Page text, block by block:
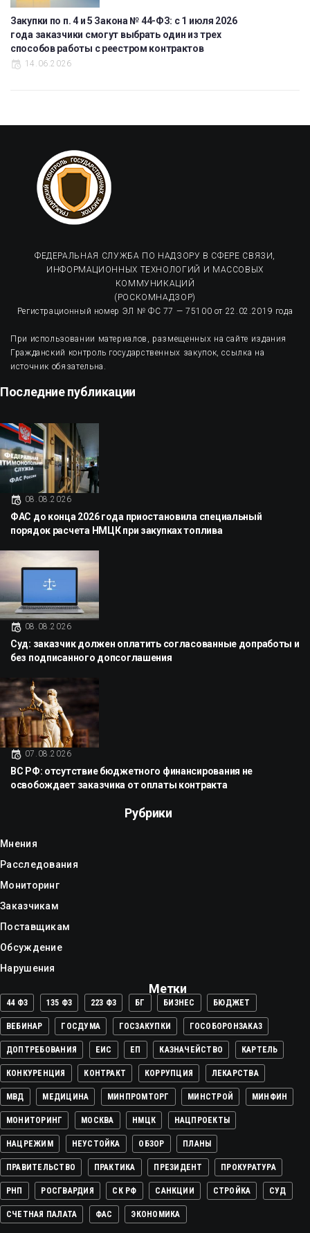
Закупки по п. 4 и 5 Закона № 44-ФЗ: с 1 июля 2026
года заказчики смогут выбрать один из трех
способов работы с реестром контрактов
14.06.2026
ФЕДЕРАЛЬНАЯ СЛУЖБА ПО НАДЗОРУ В СФЕРЕ СВЯЗИ,
ИНФОРМАЦИОННЫХ ТЕХНОЛОГИЙ И МАССОВЫХ
КОММУНИКАЦИЙ
(РОСКОМНАДЗОР)
Регистрационный номер ЭЛ № ФС 77 — 75100 от 22.02.2019 года
При использовании материалов, размещенных на сайте издания
Гражданский контроль государственных закупок, ссылка на
источник обязательна.
Последние публикации
08.08.2026
ФАС до конца 2026 года приостановила специальный
порядок расчета НМЦК при закупках топлива
08.08.2026
Суд: заказчик должен оплатить согласованные допработы и
без подписанного допсоглашения
07.08.2026
ВС РФ: отсутствие бюджетного финансирования не
освобождает заказчика от оплаты контракта
Рубрики
Мнения
Расследования
Мониторинг
Заказчикам
Поставщикам
Обсуждение
Нарушения
Метки
44 ФЗ 135 ФЗ 223 ФЗ БГ БИЗНЕС БЮДЖЕТ
ВЕБИНАР ГОСДУМА ГОСЗАКУПКИ ГОСОБОРОНЗАКАЗ
ДОПТРЕБОВАНИЯ ЕИС ЕП КАЗНАЧЕЙСТВО КАРТЕЛЬ
КОНКУРЕНЦИЯ КОНТРАКТ КОРРУПЦИЯ ЛЕКАРСТВА
МВД МЕДИЦИНА МИНПРОМТОРГ МИНСТРОЙ МИНФИН
МОНИТОРИНГ МОСКВА НМЦК НАЦПРОЕКТЫ
НАЦРЕЖИМ НЕУСТОЙКА ОБЗОР ПЛАНЫ
ПРАВИТЕЛЬСТВО ПРАКТИКА ПРЕЗИДЕНТ ПРОКУРАТУРА
РНП РОСГВАРДИЯ СК РФ САНКЦИИ СТРОЙКА СУД
СЧЕТНАЯ ПАЛАТА ФАС ЭКОНОМИКА